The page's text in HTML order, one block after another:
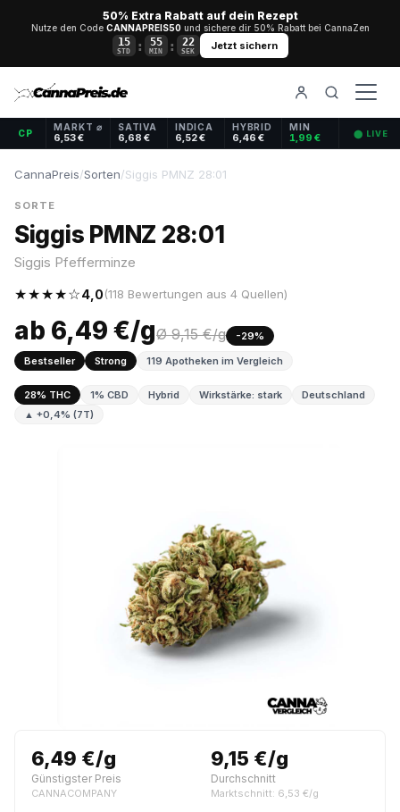
50% Extra Rabatt auf dein Rezept
Nutze den Code CANNAPREIS50und sichere dir 50% Rabatt bei CannaZen
15
STD : 55
MIN : 21
SEK Jetzt sichern
CP
MARKT ⌀
6,53 €
SATIVA
6,68 €
INDICA
6,52 €
HYBRID
6,46 €
MIN
1,99 € ⬤ LIVE
CannaPreis/Sorten/Siggis PMNZ 28:01
SORTE
Siggis PMNZ 28:01
Siggis Pfefferminze
★★★★☆4,0(118 Bewertungen aus 4 Quellen)
ab 6,49 €/gØ 9,15 €/g
-29%
Bestseller
Strong 119 Apotheken im Vergleich
28% THC 1% CBD Hybrid Wirkstärke: stark
Deutschland
▲ +0,4% (7T)
6,49 €/g
Günstigster Preis
CANNACOMPANY
9,15 €/g
Durchschnitt
Marktschnitt: 6,53 €/g